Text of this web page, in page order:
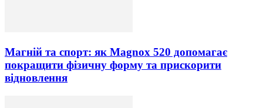
Магній та спорт: як Magnox 520 допомагає
покращити фізичну форму та прискорити
відновлення